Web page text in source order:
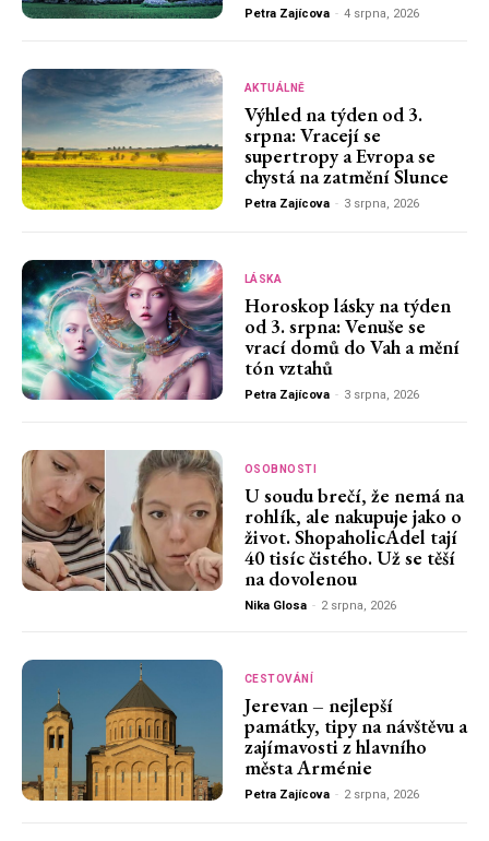
Petra Zajícova - 4 srpna, 2026
AKTUÁLNĚ
Výhled na týden od 3.
srpna: Vracejí se
supertropy a Evropa se
chystá na zatmění Slunce
Petra Zajícova - 3 srpna, 2026
LÁSKA
Horoskop lásky na týden
od 3. srpna: Venuše se
vrací domů do Vah a mění
tón vztahů
Petra Zajícova - 3 srpna, 2026
OSOBNOSTI
U soudu brečí, že nemá na
rohlík, ale nakupuje jako o
život. ShopaholicAdel tají
40 tisíc čistého. Už se těší
na dovolenou
Nika Glosa - 2 srpna, 2026
CESTOVÁNÍ
Jerevan – nejlepší
památky, tipy na návštěvu a
zajímavosti z hlavního
města Arménie
Petra Zajícova - 2 srpna, 2026